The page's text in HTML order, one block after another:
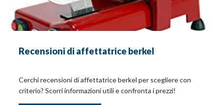
Recensioni di affettatrice berkel
Cerchi recensioni di affettatrice berkel per scegliere con
criterio? Scorri informazioni utili e confronta i prezzi!